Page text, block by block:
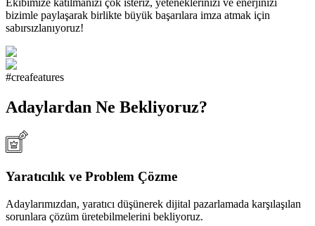
bizimle paylaşarak birlikte büyük başarılara imza atmak için
sabırsızlanıyoruz!
#creafeatures
Adaylardan Ne Bekliyoruz?
Yaratıcılık ve Problem Çözme
Adaylarımızdan, yaratıcı düşünerek dijital pazarlamada karşılaşılan
sorunlara çözüm üretebilmelerini bekliyoruz.